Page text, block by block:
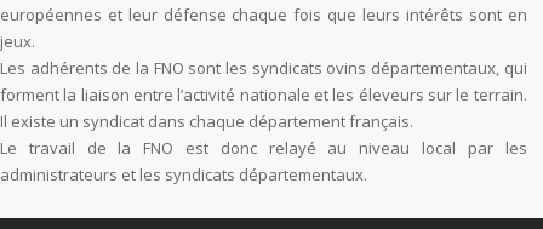
européennes et leur défense chaque fois que leurs intérêts sont en
jeux.
Les adhérents de la FNO sont les syndicats ovins départementaux, qui
forment la liaison entre l’activité nationale et les éleveurs sur le terrain.
Il existe un syndicat dans chaque département français.
Le travail de la FNO est donc relayé au niveau local par les
administrateurs et les syndicats départementaux.